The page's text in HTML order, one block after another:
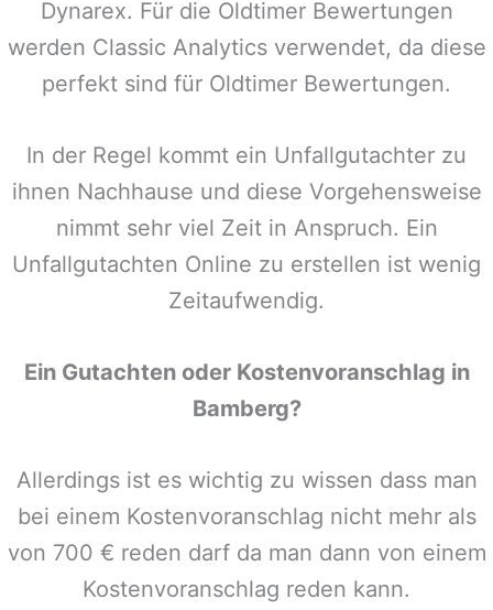
Dynarex. Für die Oldtimer Bewertungen
werden Classic Analytics verwendet, da diese
perfekt sind für Oldtimer Bewertungen.
In der Regel kommt ein Unfallgutachter zu
ihnen Nachhause und diese Vorgehensweise
nimmt sehr viel Zeit in Anspruch. Ein
Unfallgutachten Online zu erstellen ist wenig
Zeitaufwendig.
Ein Gutachten oder Kostenvoranschlag in
Bamberg?
Allerdings ist es wichtig zu wissen dass man
bei einem Kostenvoranschlag nicht mehr als
von 700 € reden darf da man dann von einem
Kostenvoranschlag reden kann.